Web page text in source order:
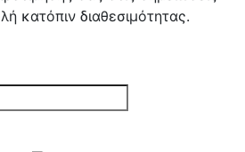
κατόπιν διαθεσιμότητας.